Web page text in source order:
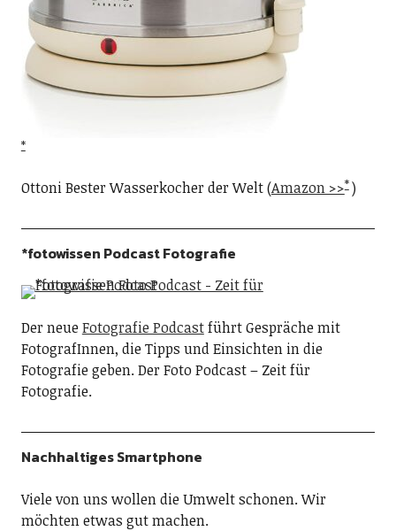
Ottoni Bester Wasserkocher der Welt (Amazon >> )
*fotowissen Podcast Fotografie
Der neueFotografie Podcastführt Gespräche mit
FotografInnen, die Tipps und Einsichten in die
Fotografie geben. Der Foto Podcast – Zeit für
Fotografie.
Nachhaltiges Smartphone
Viele von uns wollen die Umwelt schonen. Wir
möchten etwas gut machen.